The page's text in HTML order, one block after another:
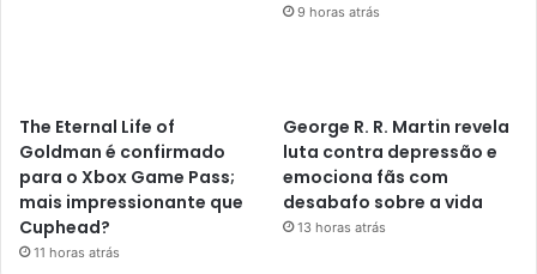
9 horas atrás
The Eternal Life of
Goldman é confirmado
para o Xbox Game Pass;
mais impressionante que
Cuphead?
11 horas atrás
George R. R. Martin revela
luta contra depressão e
emociona fãs com
desabafo sobre a vida
13 horas atrás